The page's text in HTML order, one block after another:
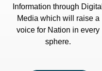
Information through Digital
Media which will raise a
voice for Nation in every
sphere.